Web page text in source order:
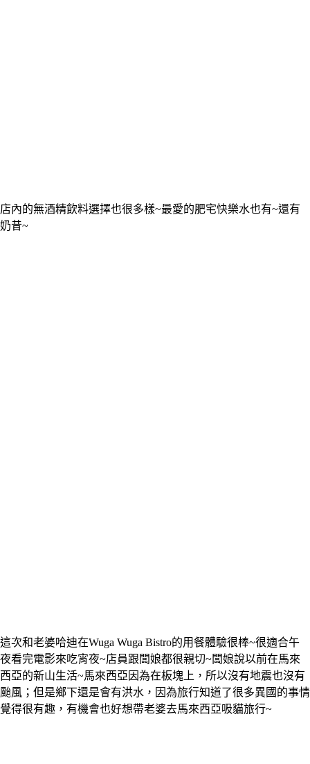
店內的無酒精飲料選擇也很多樣~最愛的肥宅快樂水也有~還有
奶昔~
這次和老婆哈迪在Wuga Wuga Bistro的用餐體驗很棒~很適合午
夜看完電影來吃宵夜~店員跟闆娘都很親切~闆娘說以前在馬來
西亞的新山生活~馬來西亞因為在板塊上，所以沒有地震也沒有
颱風；但是鄉下還是會有洪水，因為旅行知道了很多異國的事情
覺得很有趣，有機會也好想帶老婆去馬來西亞吸貓旅行~